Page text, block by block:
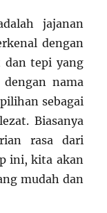
jajanan
dengan
dan tepi yang
nama
sebagai
Biasanya
rasa dari
ini, kita akan
mudah dan